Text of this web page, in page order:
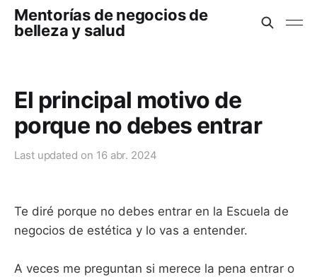
Mentorías de negocios de
belleza y salud
El principal motivo de
porque no debes entrar
Last updated on 16 abr. 2024
Te diré porque no debes entrar en la Escuela de
negocios de estética y lo vas a entender.
A veces me preguntan si merece la pena entrar o